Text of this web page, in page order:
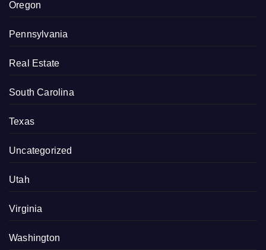
Oregon
Pennsylvania
Real Estate
South Carolina
Texas
Uncategorized
Utah
Virginia
Washington